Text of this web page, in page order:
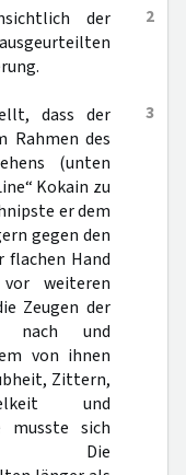
2
der
3
dass der
Rahmen des
(unten
Kokain zu
er dem
gegen den
Hand
weiteren
Zeugen der
nach und
von ihnen
Zittern,
und
musste sich
Die